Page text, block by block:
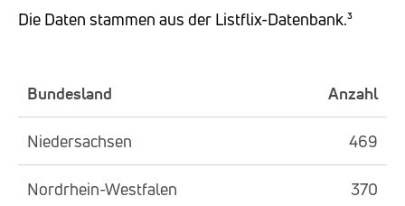
Die Daten stammen aus der Listflix-Datenbank.³
Bundesland Anzahl
Niedersachsen 469
Nordrhein-Westfalen 370